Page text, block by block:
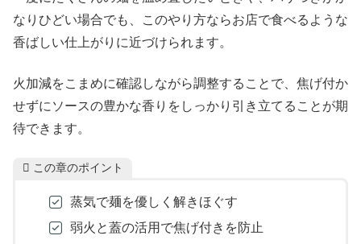
なりひどい場合でも、このやり方ならお店で食べるような
香ばしい仕上がりに近づけられます。
火加減をこまめに確認しながら調整することで、焦げ付か
せずにソースの豊かな香りをしっかり引き立てることが期
待できます。
この章のポイント
蒸気で麺を優しく解きほぐす
弱火と蓋の活用で焦げ付きを防止